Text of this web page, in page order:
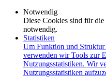
Notwendig
Diese Cookies sind für
notwendig.
Statistiken
Um Funktion und Struktur
verwenden wir Tools zur
Nutzungsstatistiken. Wir
Nutzungsstatistiken